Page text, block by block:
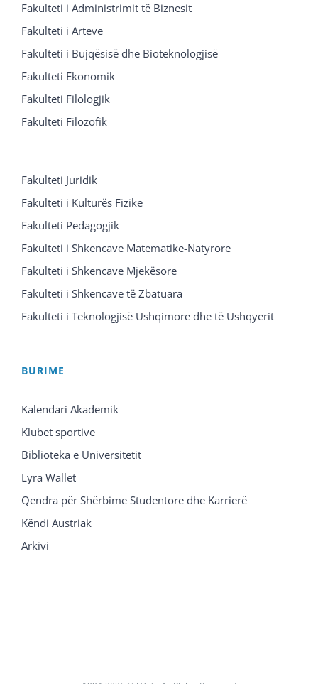
Fakulteti i Administrimit të Biznesit
Fakulteti i Arteve
Fakulteti i Bujqësisë dhe Bioteknologjisë
Fakulteti Ekonomik
Fakulteti Filologjik
Fakulteti Filozofik
Fakulteti Juridik
Fakulteti i Kulturës Fizike
Fakulteti Pedagogjik
Fakulteti i Shkencave Matematike-Natyrore
Fakulteti i Shkencave Mjekësore
Fakulteti i Shkencave të Zbatuara
Fakulteti i Teknologjisë Ushqimore dhe të Ushqyerit
BURIME
Kalendari Akademik
Klubet sportive
Biblioteka e Universitetit
Lyra Wallet
Qendra për Shërbime Studentore dhe Karrierë
Këndi Austriak
Arkivi